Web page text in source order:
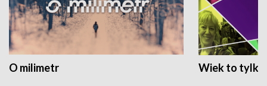
O milimetr Wiek to tylko